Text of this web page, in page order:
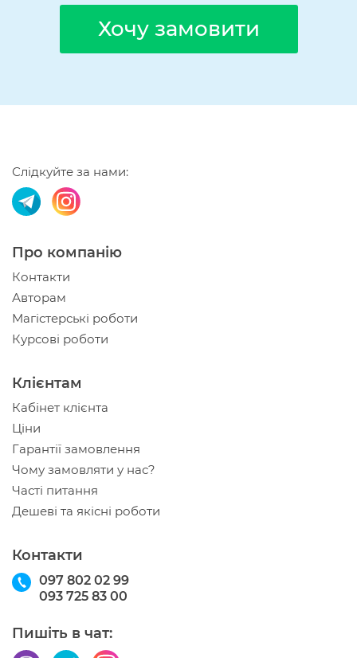
Хочу замовити
Слідкуйте за нами:
Про компанію
Контакти
Авторам
Магістерські роботи
Курсові роботи
Клієнтам
Кабінет клієнта
Ціни
Гарантії замовлення
Чому замовляти у нас?
Часті питання
Дешеві та якісні роботи
Контакти
097 802 02 99
093 725 83 00
Пишіть в чат: